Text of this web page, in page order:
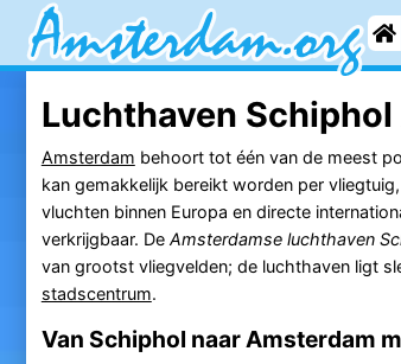
Luchthaven
Amsterdam behoort tot één van de meest
kan gemakkelijk bereikt worden per
vluchten binnen Europa en directe
verkrijgbaar. De Amsterdamse luchthaven
van grootst vliegvelden; de luchthaven ligt
stadscentrum.
Van Schiphol naar Amsterdam